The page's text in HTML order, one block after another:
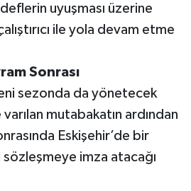
uyuşması üzerine
ile yola devam etme
Sonrası
sezonda da yönetecek
mutabakatın ardından
Eskişehir’de bir
imza atacağı